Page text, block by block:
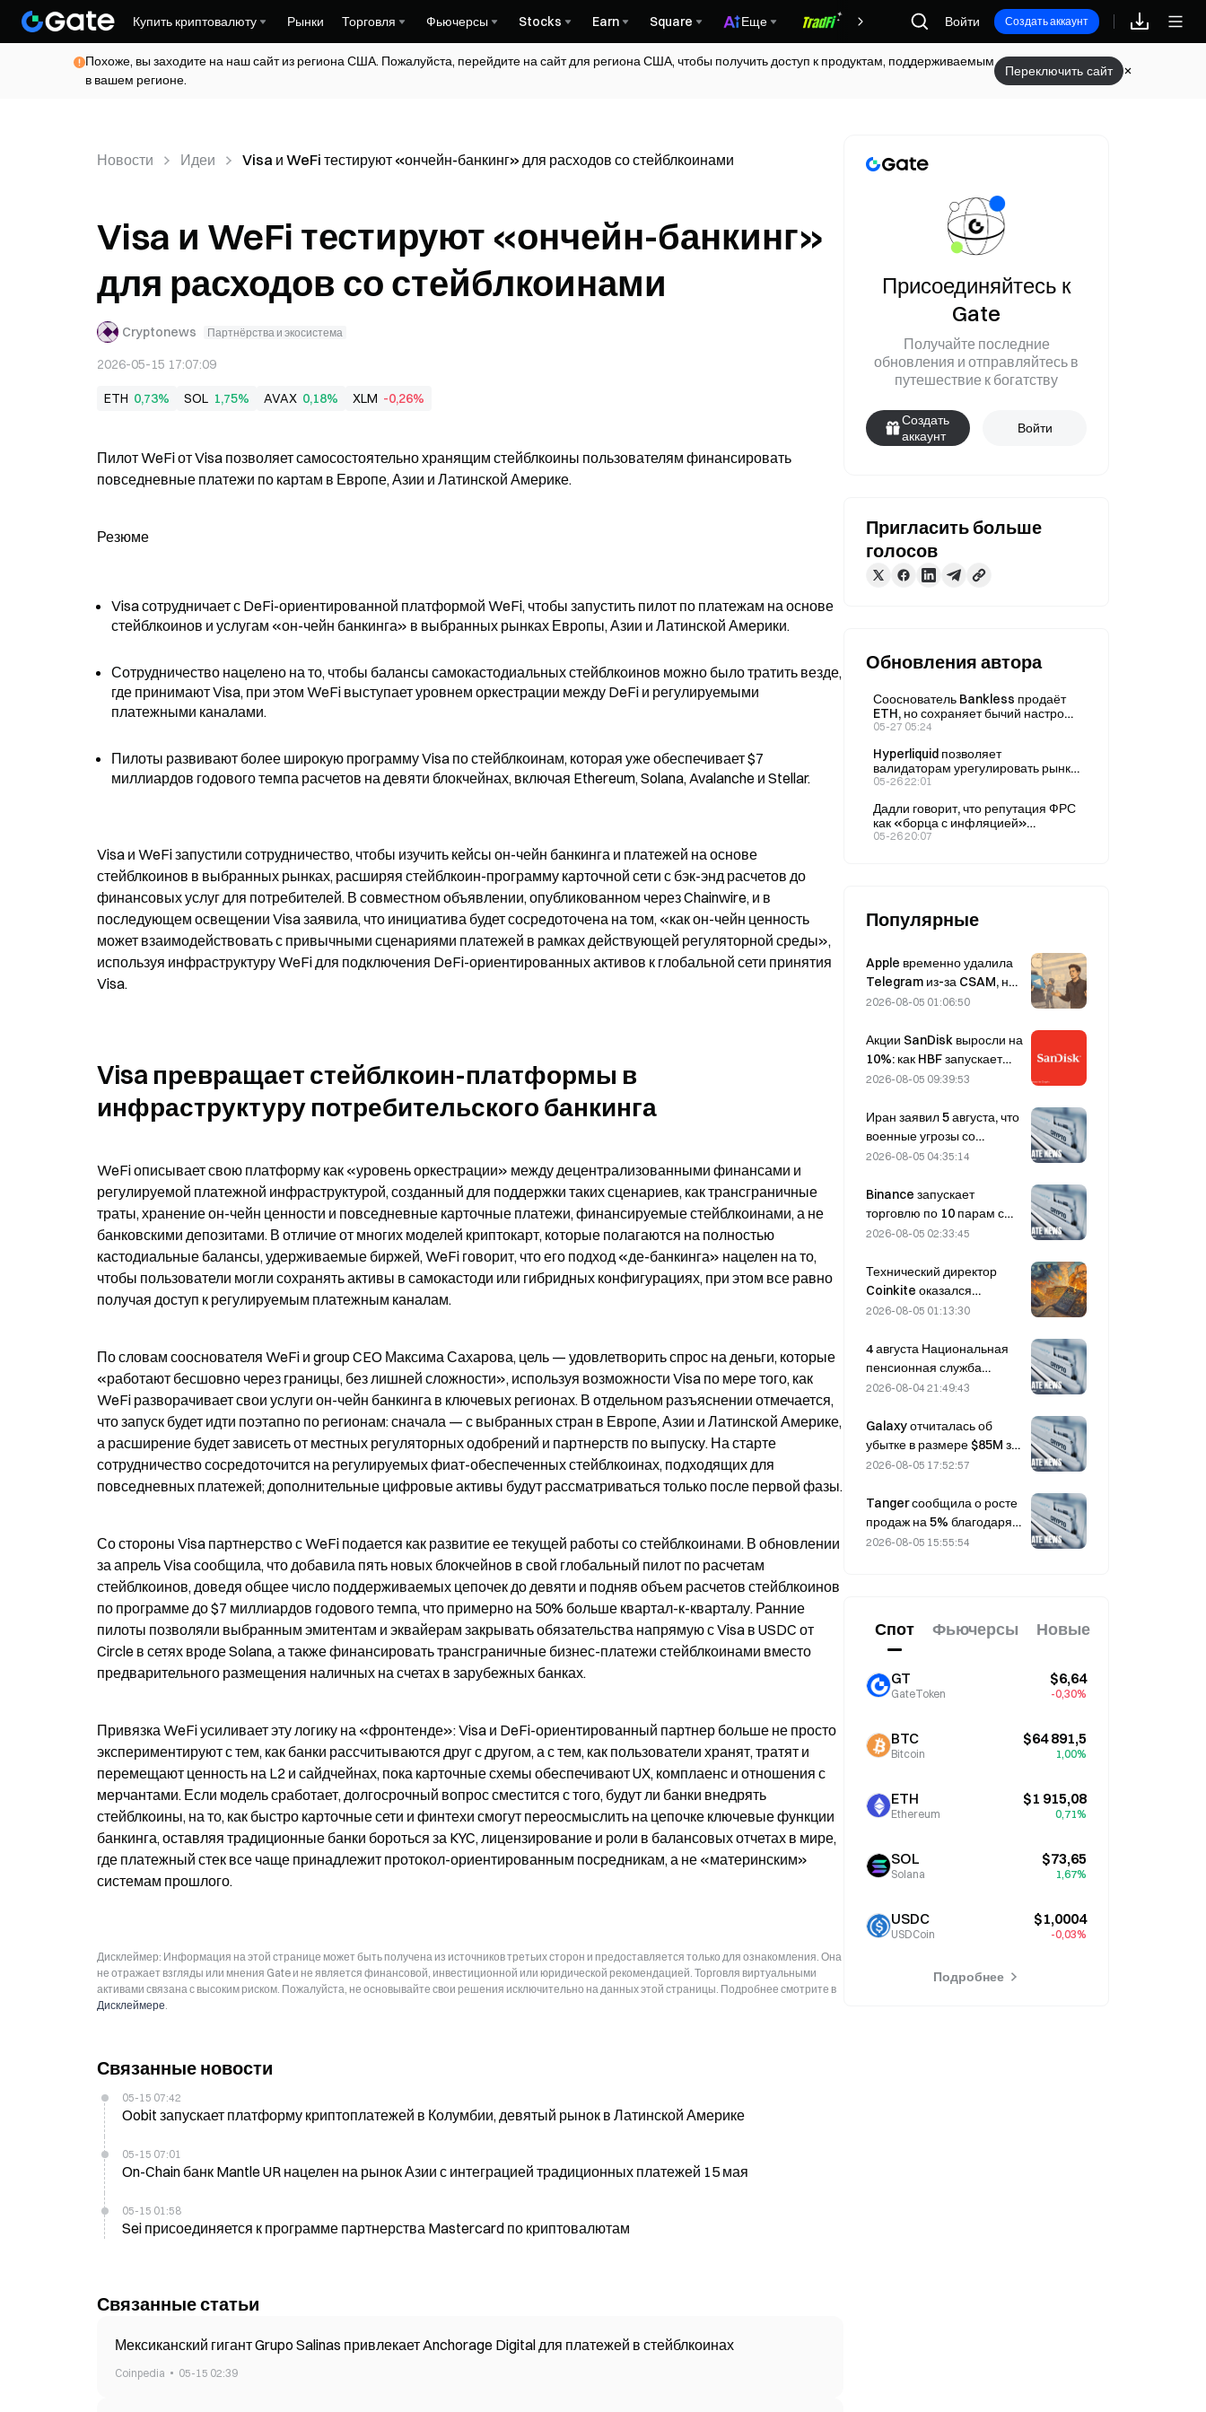
Купить криптовалюту Рынки Торговля Фьючерсы Stocks Earn Square Еще Награды
Войти Создать аккаунт
Похоже, вы заходите на наш сайт из региона США. Пожалуйста, перейдите на сайт для региона США, чтобы получить доступ к продуктам, поддерживаемым
в вашем регионе.
Переключить сайт
Новости Идеи Visa и WeFi тестируют «ончейн-банкинг» для расходов со стейблкоинами
Visa и WeFi тестируют «ончейн-банкинг»
для расходов со стейблкоинами
Cryptonews Партнёрства и экосистема
2026-05-15 17:07:09
ETH 0,73% SOL 1,75% AVAX 0,18% XLM -0,26%
Пилот WeFi от Visa позволяет самосостоятельно хранящим стейблкоины пользователям финансировать
повседневные платежи по картам в Европе, Азии и Латинской Америке.
Резюме
Visa сотрудничает с DeFi-ориентированной платформой WeFi, чтобы запустить пилот по платежам на основе
стейблкоинов и услугам «он-чейн банкинга» в выбранных рынках Европы, Азии и Латинской Америки.
Сотрудничество нацелено на то, чтобы балансы самокастодиальных стейблкоинов можно было тратить везде,
где принимают Visa, при этом WeFi выступает уровнем оркестрации между DeFi и регулируемыми
платежными каналами.
Пилоты развивают более широкую программу Visa по стейблкоинам, которая уже обеспечивает $7
миллиардов годового темпа расчетов на девяти блокчейнах, включая Ethereum, Solana, Avalanche и Stellar.
Visa и WeFi запустили сотрудничество, чтобы изучить кейсы он-чейн банкинга и платежей на основе
стейблкоинов в выбранных рынках, расширяя стейблкоин-программу карточной сети с бэк-энд расчетов до
финансовых услуг для потребителей. В совместном объявлении, опубликованном через Chainwire, и в
последующем освещении Visa заявила, что инициатива будет сосредоточена на том, «как он-чейн ценность
может взаимодействовать с привычными сценариями платежей в рамках действующей регуляторной среды»,
используя инфраструктуру WeFi для подключения DeFi-ориентированных активов к глобальной сети принятия
Visa.
Visa превращает стейблкоин-платформы в
инфраструктуру потребительского банкинга
WeFi описывает свою платформу как «уровень оркестрации» между децентрализованными финансами и
регулируемой платежной инфраструктурой, созданный для поддержки таких сценариев, как трансграничные
траты, хранение он-чейн ценности и повседневные карточные платежи, финансируемые стейблкоинами, а не
банковскими депозитами. В отличие от многих моделей криптокарт, которые полагаются на полностью
кастодиальные балансы, удерживаемые биржей, WeFi говорит, что его подход «де-банкинга» нацелен на то,
чтобы пользователи могли сохранять активы в самокастоди или гибридных конфигурациях, при этом все равно
получая доступ к регулируемым платежным каналам.
По словам сооснователя WeFi и group CEO Максима Сахарова, цель — удовлетворить спрос на деньги, которые
«работают бесшовно через границы, без лишней сложности», используя возможности Visa по мере того, как
WeFi разворачивает свои услуги он-чейн банкинга в ключевых регионах. В отдельном разъяснении отмечается,
что запуск будет идти поэтапно по регионам: сначала — с выбранных стран в Европе, Азии и Латинской Америке,
а расширение будет зависеть от местных регуляторных одобрений и партнерств по выпуску. На старте
сотрудничество сосредоточится на регулируемых фиат-обеспеченных стейблкоинах, подходящих для
повседневных платежей; дополнительные цифровые активы будут рассматриваться только после первой фазы.
Со стороны Visa партнерство с WeFi подается как развитие ее текущей работы со стейблкоинами. В обновлении
за апрель Visa сообщила, что добавила пять новых блокчейнов в свой глобальный пилот по расчетам
стейблкоинов, доведя общее число поддерживаемых цепочек до девяти и подняв объем расчетов стейблкоинов
по программе до $7 миллиардов годового темпа, что примерно на 50% больше квартал-к-кварталу. Ранние
пилоты позволяли выбранным эмитентам и эквайерам закрывать обязательства напрямую с Visa в USDC от
Circle в сетях вроде Solana, а также финансировать трансграничные бизнес-платежи стейблкоинами вместо
предварительного размещения наличных на счетах в зарубежных банках.
Привязка WeFi усиливает эту логику на «фронтенде»: Visa и DeFi-ориентированный партнер больше не просто
экспериментируют с тем, как банки рассчитываются друг с другом, а с тем, как пользователи хранят, тратят и
перемещают ценность на L2 и сайдчейнах, пока карточные схемы обеспечивают UX, комплаенс и отношения с
мерчантами. Если модель сработает, долгосрочный вопрос сместится с того, будут ли банки внедрять
стейблкоины, на то, как быстро карточные сети и финтехи смогут переосмыслить на цепочке ключевые функции
банкинга, оставляя традиционные банки бороться за KYC, лицензирование и роли в балансовых отчетах в мире,
где платежный стек все чаще принадлежит протокол-ориентированным посредникам, а не «материнским»
системам прошлого.
Дисклеймер: Информация на этой странице может быть получена из источников третьих сторон и предоставляется только для ознакомления. Она
не отражает взгляды или мнения Gate и не является финансовой, инвестиционной или юридической рекомендацией. Торговля виртуальными
активами связана с высоким риском. Пожалуйста, не основывайте свои решения исключительно на данных этой страницы. Подробнее смотрите в
Дисклеймере.
Связанные новости
05-15 07:42
Oobit запускает платформу криптоплатежей в Колумбии, девятый рынок в Латинской Америке
05-15 07:01
On-Chain банк Mantle UR нацелен на рынок Азии с интеграцией традиционных платежей 15 мая
05-15 01:58
Sei присоединяется к программе партнерства Mastercard по криптовалютам
Связанные статьи
Мексиканский гигант Grupo Salinas привлекает Anchorage Digital для платежей в стейблкоинах
Coinpedia 05-15 02:39
Присоединяйтесь к
Gate
Получайте последние
обновления и отправляйтесь в
путешествие к богатству
Создать
аккаунт
Войти
Пригласить больше
голосов
Обновления автора
Сооснователь Bankless продаёт
ETH, но сохраняет бычий настрой
по Ethereum
05-27 05:24
Hyperliquid позволяет
валидаторам урегулировать рынки
реальных событий
05-26 22:01
Дадли говорит, что репутация ФРС
как «борца с инфляцией»
поставлена на карту
05-26 20:07
Популярные
Apple временно удалила
Telegram из-за CSAM, но
Дуров это опроверг,
подвергся «атаке на
безопасность».
2026-08-05 01:06:50
Акции SanDisk выросли на
10%: как HBF запускает
новый цикл развития ИИ-
финансовые результаты
подтвердить логику роста?
2026-08-05 09:39:53
Иран заявил 5 августа, что
военные угрозы со
стороны США
соглашения с Оманом по
вопросу Ормузского
пролива.
2026-08-05 04:35:14
Binance запускает
торговлю по 10 парам с
bStocks сегодня в 20:00
комиссией для мейкеров.
2026-08-05 02:33:45
Технический директор
Coinkite оказался
вовлечён в инцидент,
Coldcard, который привёл
к четырём волнам атак и
убыткам в размере 114
2026-08-05 01:13:30
4 августа Национальная
пенсионная служба
Южной Кореи делает
на фоне волатильности
рынка
2026-08-04 21:49:43
Galaxy отчиталась об
убытке в размере $85M за
второй квартал 2026 года;
млн долларов ниже
прогноза, акции упали на
7,23%.
2026-08-05 17:52:57
Tanger сообщила о росте
продаж на 5% благодаря
туристическому потоку,
2026-08-05 15:55:54
Спот Фьючерсы Новые
GT
GateToken
$6,64
-0,30%
BTC
Bitcoin
$64 891,5
1,00%
ETH
Ethereum
$1 915,08
0,71%
SOL
Solana
$73,65
1,67%
USDC
USDCoin
$1,0004
-0,03%
Подробнее